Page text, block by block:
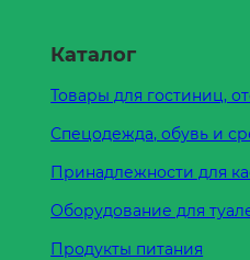
Каталог
Товары для гостиниц,
Спецодежда, обувь и
Принадлежности для
Оборудование для
Продукты питания